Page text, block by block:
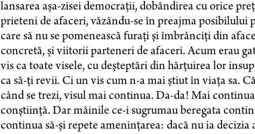
lansarea așa-zisei democrații, dobândirea cu orice
prieteni de afaceri, văzându-se în preajma posibilului
care să nu se pomenească furați și îmbrânciți din
concretă, și viitorii parteneri de afaceri. Acum erau
vis ca toate visele, cu deșteptări din hărțuirea lor
ca să-ți revii. Ci un vis cum n-a mai știut în viața sa.
când se trezi, visul mai continua. Da-da! Mai
conștiință. Dar mâinile ce-i sugrumau beregata
continua să-și repete amenințarea: dacă nu ia decizia